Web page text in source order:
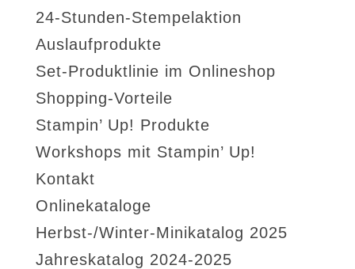
24-Stunden-Stempelaktion
Auslaufprodukte
Set-Produktlinie im Onlineshop
Shopping-Vorteile
Stampin’ Up! Produkte
Workshops mit Stampin’ Up!
Kontakt
Onlinekataloge
Herbst-/Winter-Minikatalog 2025
Jahreskatalog 2024-2025